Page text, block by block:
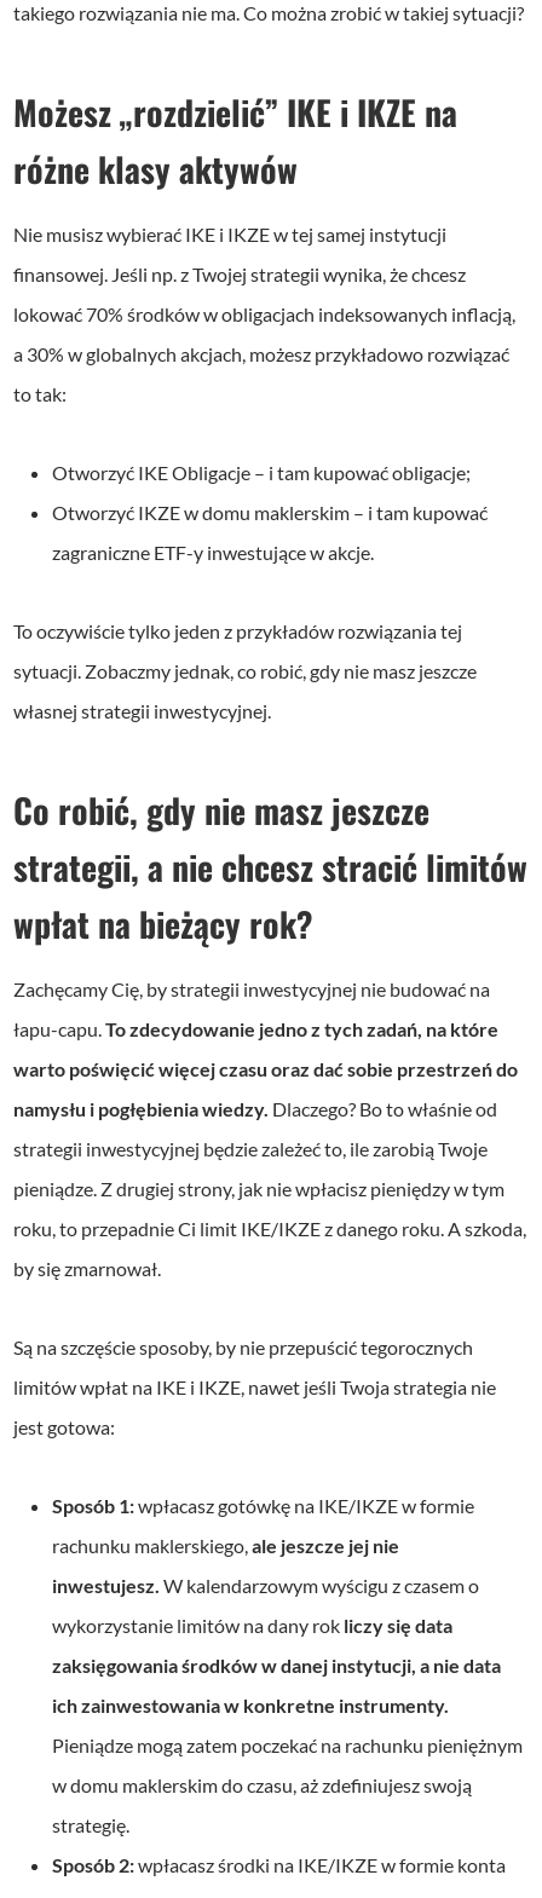
takiego rozwiązania nie ma. Co można zrobić w takiej sytuacji?
Możesz „rozdzielić” IKE i IKZE na
różne klasy aktywów
Nie musisz wybierać IKE i IKZE w tej samej instytucji
finansowej. Jeśli np. z Twojej strategii wynika, że chcesz
lokować 70% środków w obligacjach indeksowanych inflacją,
a 30% w globalnych akcjach, możesz przykładowo rozwiązać
to tak:
Otworzyć IKE Obligacje – i tam kupować obligacje;
Otworzyć IKZE w domu maklerskim – i tam kupować
zagraniczne ETF-y inwestujące w akcje.
To oczywiście tylko jeden z przykładów rozwiązania tej
sytuacji. Zobaczmy jednak, co robić, gdy nie masz jeszcze
własnej strategii inwestycyjnej.
Co robić, gdy nie masz jeszcze
strategii, a nie chcesz stracić limitów
wpłat na bieżący rok?
Zachęcamy Cię, by strategii inwestycyjnej nie budować na
łapu-capu.To zdecydowanie jedno z tych zadań, na które
warto poświęcić więcej czasu oraz dać sobie przestrzeń do
namysłu i pogłębienia wiedzy. Dlaczego? Bo to właśnie od
strategii inwestycyjnej będzie zależeć to, ile zarobią Twoje
pieniądze. Z drugiej strony, jak nie wpłacisz pieniędzy w tym
roku, to przepadnie Ci limit IKE/IKZE z danego roku. A szkoda,
by się zmarnował.
Są na szczęście sposoby, by nie przepuścić tegorocznych
limitów wpłat na IKE i IKZE, nawet jeśli Twoja strategia nie
jest gotowa:
Sposób 1:wpłacasz gotówkę na IKE/IKZE w formie
rachunku maklerskiego,ale jeszcze jej nie
inwestujesz. W kalendarzowym wyścigu z czasem o
wykorzystanie limitów na dany rok liczy się data
zaksięgowania środków w danej instytucji, a nie data
ich zainwestowania w konkretne instrumenty.
Pieniądze mogą zatem poczekać na rachunku pieniężnym
w domu maklerskim do czasu, aż zdefiniujesz swoją
strategię.
Sposób 2:wpłacasz środki na IKE/IKZE w formie konta